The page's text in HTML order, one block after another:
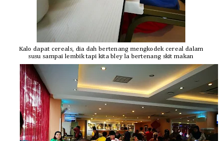
Kalo dapat cereals, dia dah bertenang mengkodek cereal dalam
susu sampai lembik tapi kita bley la bertenang skit makan